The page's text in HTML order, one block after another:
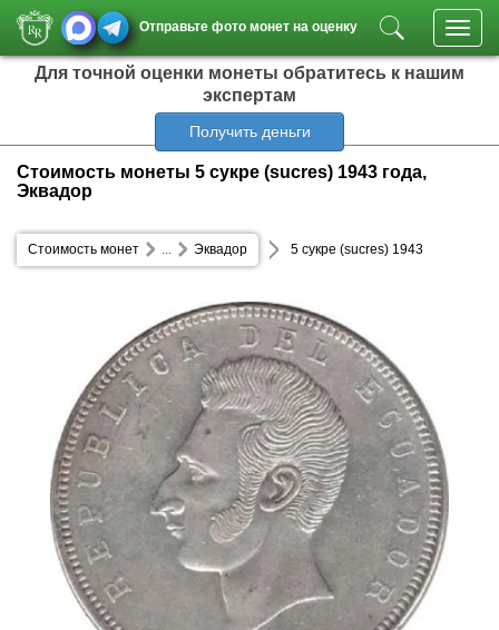
Отправьте фото монет на оценку
Для точной оценки монеты обратитесь к нашим
экспертам
Получить деньги
Стоимость монеты 5 сукре (sucres) 1943 года,
Эквадор
Стоимость монет Эквадор
... 5 сукре (sucres) 1943